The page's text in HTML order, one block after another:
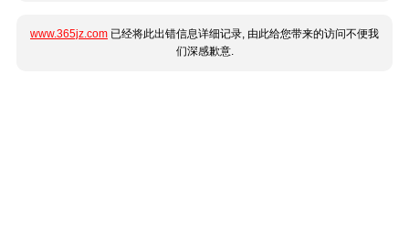
www.365jz.com 已经将此出错信息详细记录, 由此给您带来的访问不便我
们深感歉意.